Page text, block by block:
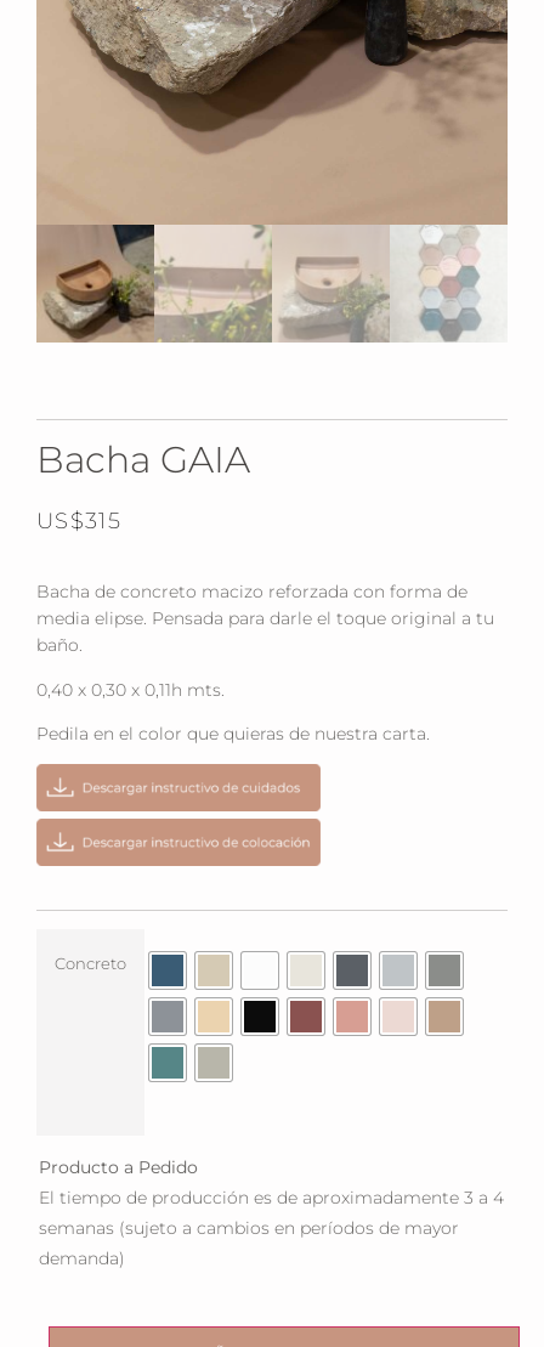
Bacha GAIA
US$315
Bacha de concreto macizo reforzada con forma de
media elipse. Pensada para darle el toque original a tu
baño.
0,40 x 0,30 x 0,11h mts.
Pedila en el color que quieras de nuestra carta.
Concreto
Producto a Pedido
El tiempo de producción es de aproximadamente 3 a 4
semanas (sujeto a cambios en períodos de mayor
demanda)